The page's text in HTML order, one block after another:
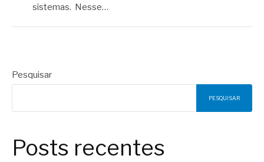
sistemas. Nesse…
Pesquisar
PESQUISAR
Posts recentes